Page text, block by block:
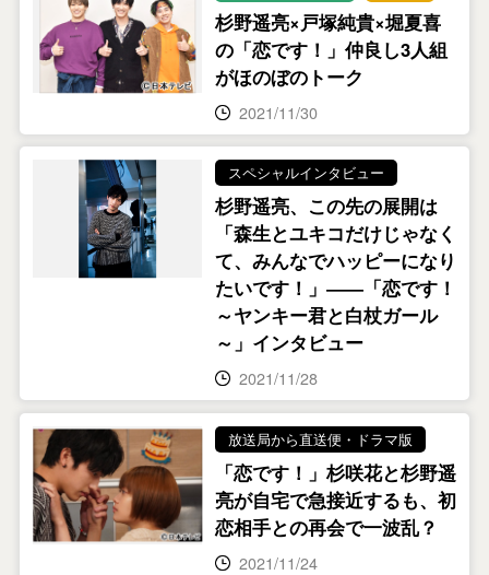
杉野遥亮×戸塚純貴×堀夏喜
の「恋です！」仲良し3人組
がほのぼのトーク
2021/11/30
スペシャルインタビュー
杉野遥亮、この先の展開は
「森生とユキコだけじゃなく
て、みんなでハッピーになり
たいです！」――「恋です！
～ヤンキー君と白杖ガール
～」インタビュー
2021/11/28
放送局から直送便・ドラマ版
「恋です！」杉咲花と杉野遥
亮が自宅で急接近するも、初
恋相手との再会で一波乱？
2021/11/24